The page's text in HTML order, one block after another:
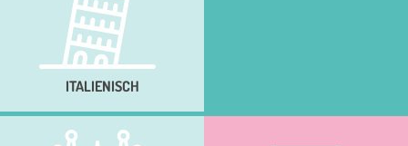
ITALIENISCH